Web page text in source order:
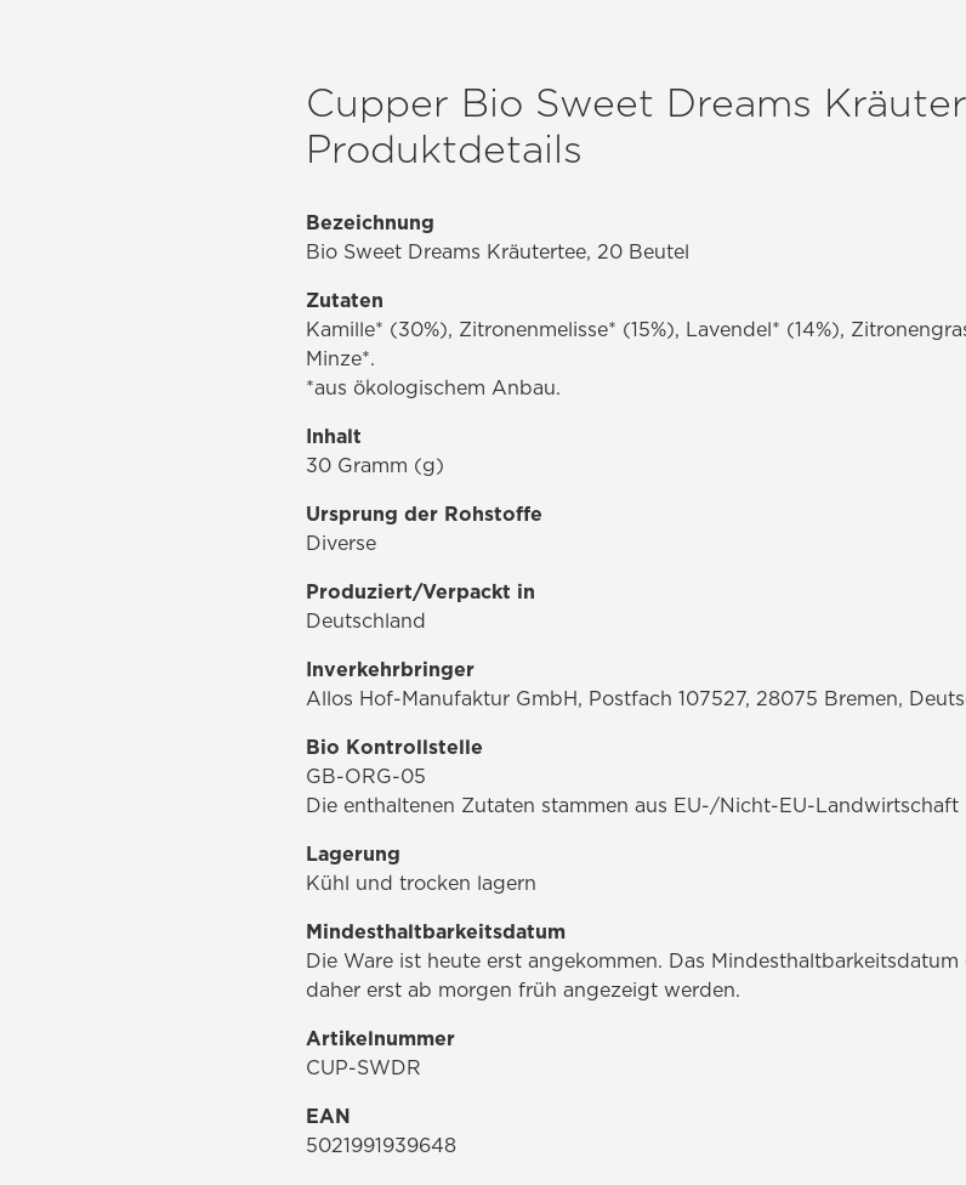
Cupper Bio Sweet Dreams
Produktdetails
Bezeichnung
Bio Sweet Dreams Kräutertee, 20 Beutel
Zutaten
Kamille* (30%), Zitronenmelisse* (15%), Lavendel* (14%),
Minze*.
*aus ökologischem Anbau.
Inhalt
30 Gramm (g)
Ursprung der Rohstoffe
Diverse
Produziert/Verpackt in
Deutschland
Inverkehrbringer
Allos Hof-Manufaktur GmbH, Postfach 107527, 28075 Bremen,
Bio Kontrollstelle
GB-ORG-05
Die enthaltenen Zutaten stammen aus EU-/Nicht-EU-Landwirtschaft
Lagerung
Kühl und trocken lagern
Mindesthaltbarkeitsdatum
Die Ware ist heute erst angekommen. Das
daher erst ab morgen früh angezeigt werden.
Artikelnummer
CUP-SWDR
EAN
5021991939648